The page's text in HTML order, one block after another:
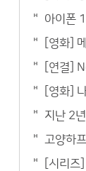
아이폰
[영화]
[연결]
[영화]
지난 2
고양하
[시리